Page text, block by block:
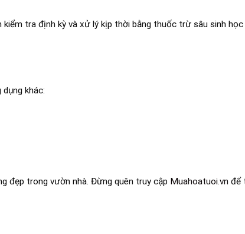
tra định kỳ và xử lý kịp thời bằng thuốc trừ sâu sinh
khác:
đẹp trong vườn nhà. Đừng quên truy cập Muahoatuoi.vn để